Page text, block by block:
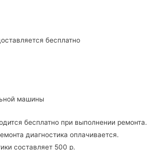
бесплатно
машины
бесплатно при выполнении ремонта.
диагностика оплачивается.
составляет 500 р.